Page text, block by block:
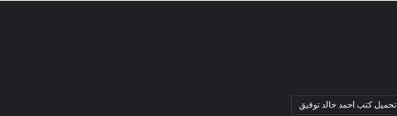
تحميل كتب احمد خالد توفيق